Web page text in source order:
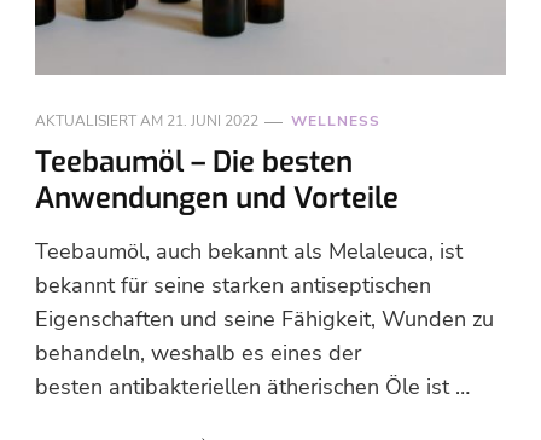
AKTUALISIERT AM 21. JUNI 2022 WELLNESS
Teebaumöl – Die besten
Anwendungen und Vorteile
Teebaumöl, auch bekannt als Melaleuca, ist
bekannt für seine starken antiseptischen
Eigenschaften und seine Fähigkeit, Wunden zu
behandeln, weshalb es eines der
besten antibakteriellen ätherischen Öle ist …